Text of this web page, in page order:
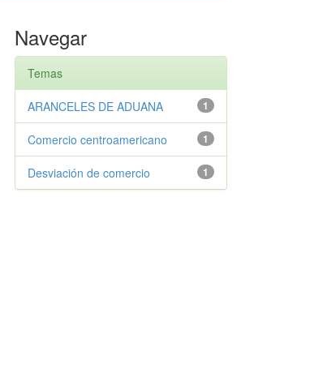
Navegar
Temas
1
ARANCELES DE ADUANA
1
Comercio centroamericano
1
Desviación de comercio